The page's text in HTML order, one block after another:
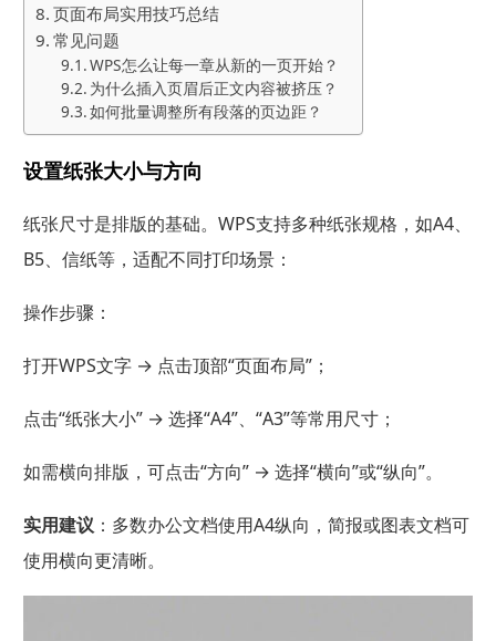
页面布局实用技巧总结
常见问题
WPS怎么让每一章从新的一页开始？
为什么插入页眉后正文内容被挤压？
如何批量调整所有段落的页边距？
设置纸张大小与方向
纸张尺寸是排版的基础。WPS支持多种纸张规格，如A4、
B5、信纸等，适配不同打印场景：
操作步骤：
打开WPS文字 → 点击顶部“页面布局”；
点击“纸张大小” → 选择“A4”、“A3”等常用尺寸；
如需横向排版，可点击“方向” → 选择“横向”或“纵向”。
实用建议 ：多数办公文档使用A4纵向，简报或图表文档可
使用横向更清晰。